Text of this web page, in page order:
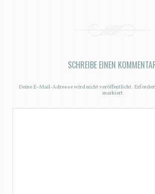
SCHREIBE EINEN
Deine E-Mail-Adresse wird nicht veröffentlicht.
markiert